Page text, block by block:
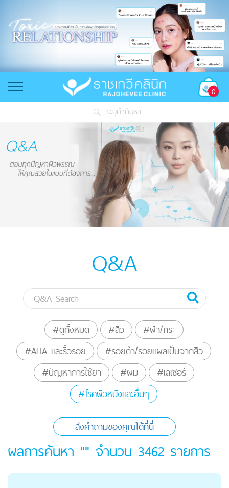
0
ระบุคำค้นหา
Q&A
#ดูทั้งหมด #สิว
#ฝ้า/กระ
#AHA และริ้วรอย
#รอยดำ/รอยแผลเป็นจากสิว
#ปัญหาการใช้ยา
#ผม
#เลเซอร์
#โรคผิวหนังและอื่นๆ
ส่งคำถามของคุณได้ที่นี่
ผลการค้นหา "" จำนวน 3462 รายการ